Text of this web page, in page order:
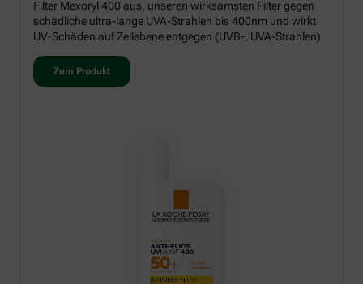
Filter Mexoryl 400 aus, unseren wirksamsten Filter gegen
schädliche ultra-lange UVA-Strahlen bis 400nm und wirkt
UV-Schäden auf Zellebene entgegen (UVB-, UVA-Strahlen)
Zum Produkt